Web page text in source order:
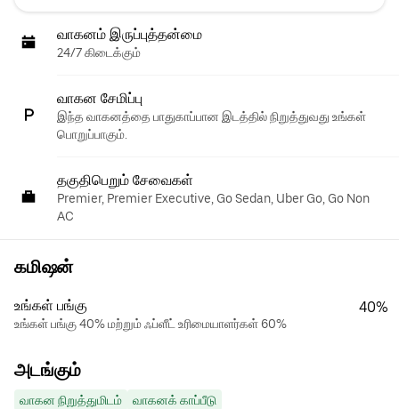
வாகனம் இருப்புத்தன்மை
24/7 கிடைக்கும்
வாகன சேமிப்பு
இந்த வாகனத்தை பாதுகாப்பான இடத்தில் நிறுத்துவது உங்கள்
பொறுப்பாகும்.
தகுதிபெறும் சேவைகள்
Premier, Premier Executive, Go Sedan, Uber Go, Go Non
AC
கமிஷன்
உங்கள் பங்கு
உங்கள் பங்கு 40% மற்றும் ஃப்ளீட் உரிமையாளர்கள் 60%
40%
அடங்கும்
வாகன நிறுத்துமிடம் வாகனக் காப்பீடு